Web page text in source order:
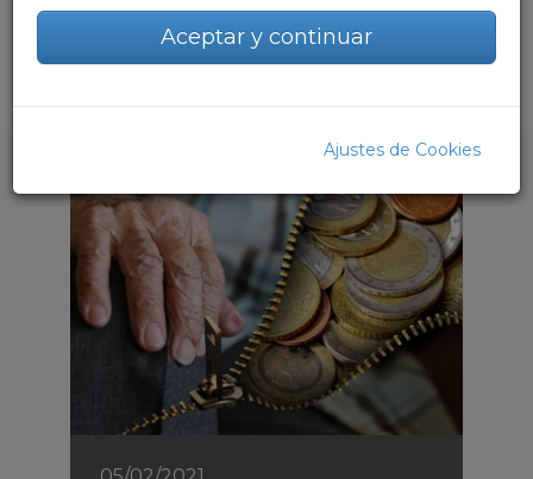
BENEFICIOS FISCALES
Aceptar y continuar
Ajustes de Cookies